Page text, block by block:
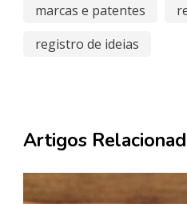
marcas e patentes
registro de ideias
Artigos